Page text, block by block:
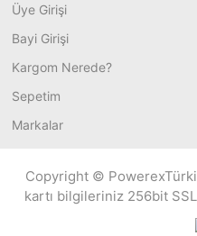
Üye Girişi
Bayi Girişi
Kargom Nerede?
Sepetim
Markalar
Copyright ©
kartı bilgileriniz 256bit